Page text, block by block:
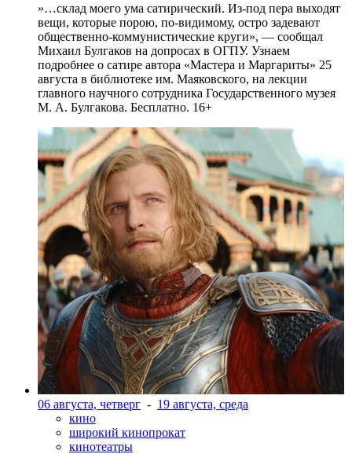
»…склад моего ума сатирический. Из-под пера выходят
вещи, которые порою, по-видимому, остро задевают
общественно-коммунистические круги», — сообщал
Михаил Булгаков на допросах в ОГПУ. Узнаем
подробнее о сатире автора «Мастера и Маргариты» 25
августа в библиотеке им. Маяковского, на лекции
главного научного сотрудника Государственного музея
М. А. Булгакова. Бесплатно. 16+
06 августа, четверг - 19 августа, среда
кино
широкий кинопрокат
кинотеатры